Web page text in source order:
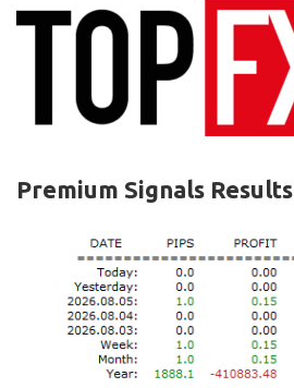
Premium Signals Results